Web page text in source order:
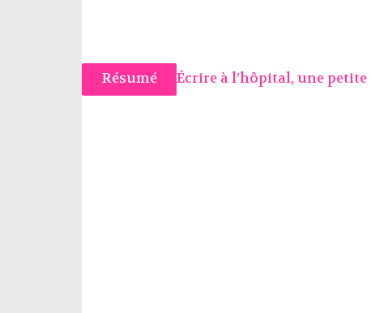
Résumé Écrire à l’hôpital, une